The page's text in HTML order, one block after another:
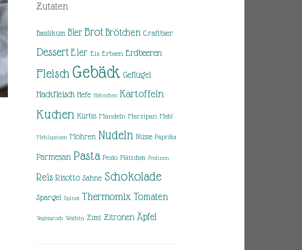
Zutaten
Basilikum Bier Brot Brötchen Craftbier
Dessert Eier Eis Erbsen Erdbeeren
Fleisch Gebäck Geflügel
Hackfleisch Hefe Hähnchen Kartoffeln
Kuchen Kürbis Mandeln Marzipan Mehl
Mehlspeisen Möhren Nudeln Nüsse Paprika
Parmesan Pasta Pesto Plätzchen Pralinen
Reis Risotto Sahne Schokolade
Spargel Spinat Thermomix Tomaten
Vegetarisch Waffeln Zimt Zitronen Äpfel